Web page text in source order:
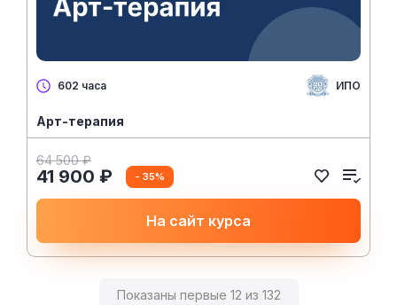
602 часа ИПО
Арт-терапия
64 500 ₽
41 900 ₽ - 35%
На сайт курса
Показаны первые 12 из 132